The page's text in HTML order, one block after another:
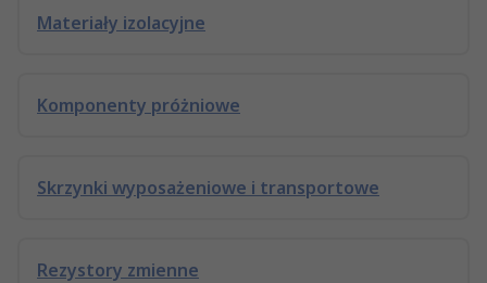
Materiały izolacyjne
Komponenty próżniowe
Skrzynki wyposażeniowe i transportowe
Rezystory zmienne